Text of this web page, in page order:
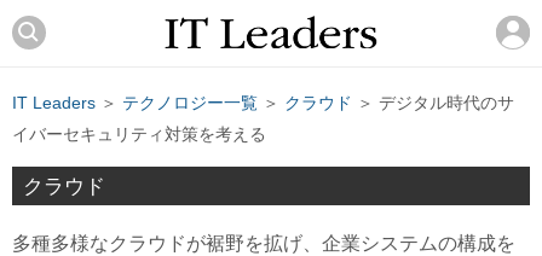
IT Leaders ＞ テクノロジー一覧 ＞ クラウド ＞ デジタル時代のサ
イバーセキュリティ対策を考える
クラウド
多種多様なクラウドが裾野を拡げ、企業システムの構成を